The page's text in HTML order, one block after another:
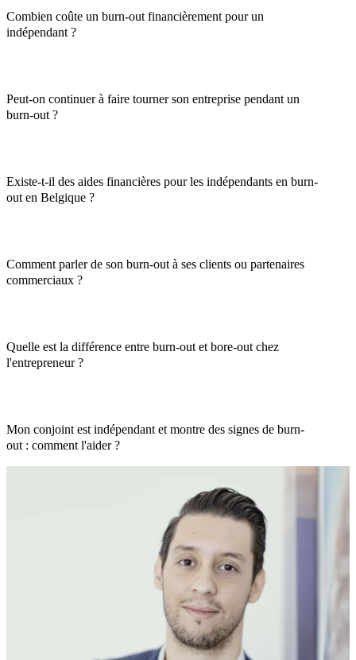
Combien coûte un burn-out financièrement pour un
indépendant ?
Peut-on continuer à faire tourner son entreprise pendant un
burn-out ?
Existe-t-il des aides financières pour les indépendants en burn-
out en Belgique ?
Comment parler de son burn-out à ses clients ou partenaires
commerciaux ?
Quelle est la différence entre burn-out et bore-out chez
l'entrepreneur ?
Mon conjoint est indépendant et montre des signes de burn-
out : comment l'aider ?